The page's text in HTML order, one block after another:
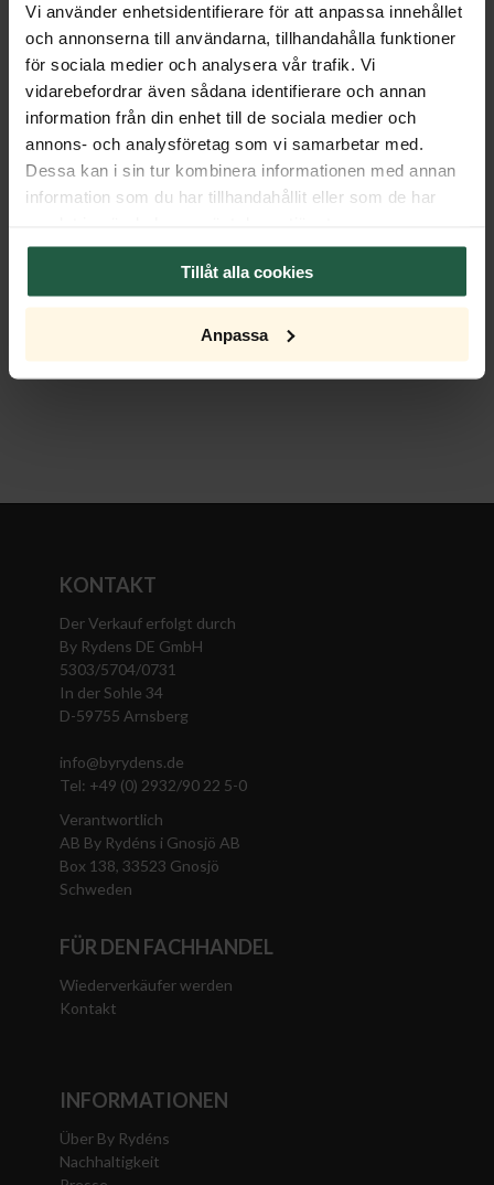
Vi använder enhetsidentifierare för att anpassa innehållet
och annonserna till användarna, tillhandahålla funktioner
för sociala medier och analysera vår trafik. Vi
vidarebefordrar även sådana identifierare och annan
information från din enhet till de sociala medier och
annons- och analysföretag som vi samarbetar med.
Dessa kan i sin tur kombinera informationen med annan
information som du har tillhandahållit eller som de har
Tillåt alla cookies
Anpassa
Produktspezifikationen
Features
Größe
Transformator
Lichtquelle
KONTAKT
Der Verkauf erfolgt durch
By Rydens DE GmbH
5303/5704/0731
In der Sohle 34
D-59755 Arnsberg
info@byrydens.de
Tel: +49 (0) 2932/90 22 5-0
Verantwortlich
AB By Rydéns i Gnosjö AB
Box 138, 33523 Gnosjö
Schweden
FÜR DEN FACHHANDEL
Wiederverkäufer werden
Kontakt
INFORMATIONEN
Über By Rydéns
Nachhaltigkeit